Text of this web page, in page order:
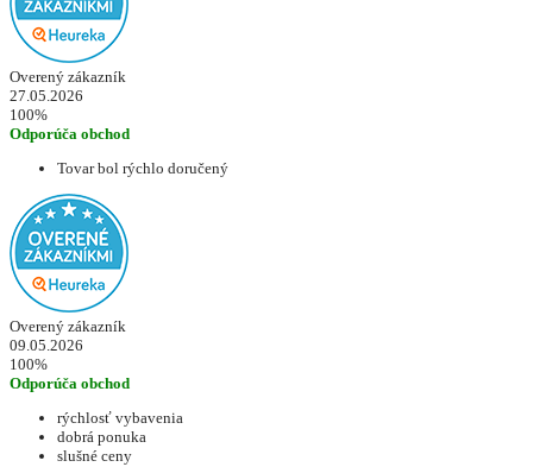
Overený zákazník
27.05.2026
100%
Odporúča obchod
Tovar bol rýchlo doručený
Overený zákazník
09.05.2026
100%
Odporúča obchod
rýchlosť vybavenia
dobrá ponuka
slušné ceny